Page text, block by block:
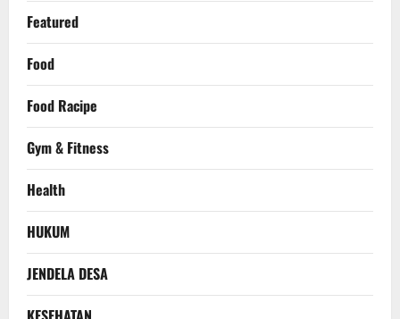
Featured
Food
Food Racipe
Gym & Fitness
Health
HUKUM
JENDELA DESA